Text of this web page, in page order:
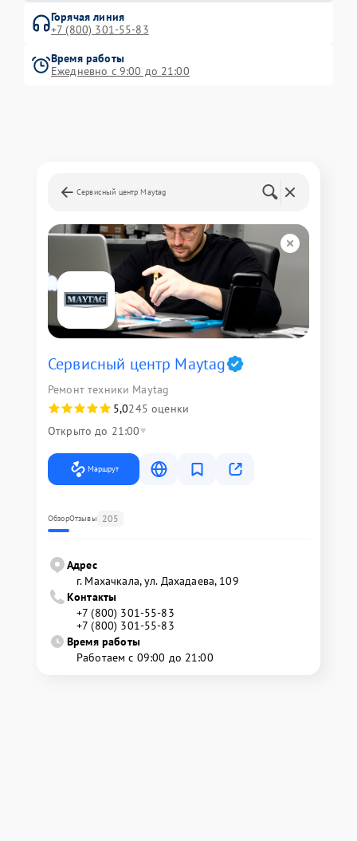
Горячая линия
+7 (800) 301-55-83
Время работы
Ежедневно с 9:00 до 21:00
Сервисный центр Maytag
Сервисный центр Maytag
Ремонт техники Maytag
5,0245 оценки
Открыто до 21:00
Маршрут
ОбзорОтзывы 205
Адрес
г. Махачкала, ул. Дахадаева, 109
Контакты
+7 (800) 301-55-83
+7 (800) 301-55-83
Время работы
Работаем с 09:00 до 21:00